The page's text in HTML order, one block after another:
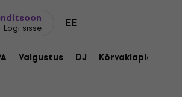
Logi sisse EE
Valgustus DJ Kõrvaklapid